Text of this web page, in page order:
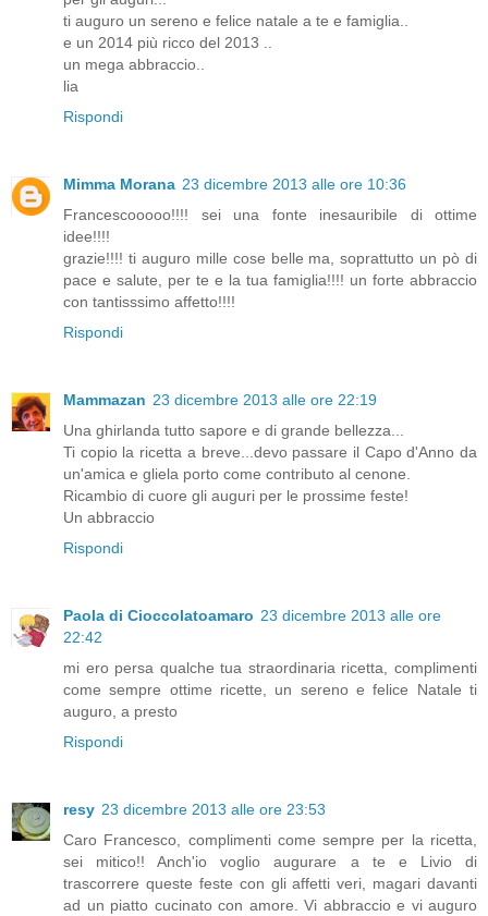
ti auguro un sereno e felice natale a te e famiglia..
e un 2014 più ricco del 2013 ..
un mega abbraccio..
lia
Rispondi
Mimma Morana 23 dicembre 2013 alle ore 10:36
Francescooooo!!!! sei una fonte inesauribile di ottime
idee!!!!
grazie!!!! ti auguro mille cose belle ma, soprattutto un pò di
pace e salute, per te e la tua famiglia!!!! un forte abbraccio
con tantisssimo affetto!!!!
Rispondi
Mammazan 23 dicembre 2013 alle ore 22:19
Una ghirlanda tutto sapore e di grande bellezza...
Ti copio la ricetta a breve...devo passare il Capo d'Anno da
un'amica e gliela porto come contributo al cenone.
Ricambio di cuore gli auguri per le prossime feste!
Un abbraccio
Rispondi
Paola di Cioccolatoamaro 23 dicembre 2013 alle ore
22:42
mi ero persa qualche tua straordinaria ricetta, complimenti
come sempre ottime ricette, un sereno e felice Natale ti
auguro, a presto
Rispondi
resy 23 dicembre 2013 alle ore 23:53
Caro Francesco, complimenti come sempre per la ricetta,
sei mitico!! Anch'io voglio augurare a te e Livio di
trascorrere queste feste con gli affetti veri, magari davanti
ad un piatto cucinato con amore. Vi abbraccio e vi auguro